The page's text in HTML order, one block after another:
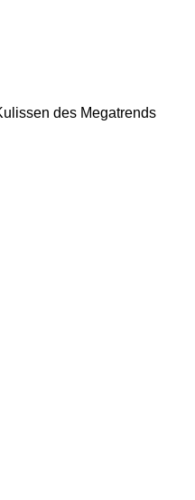
des Megatrends